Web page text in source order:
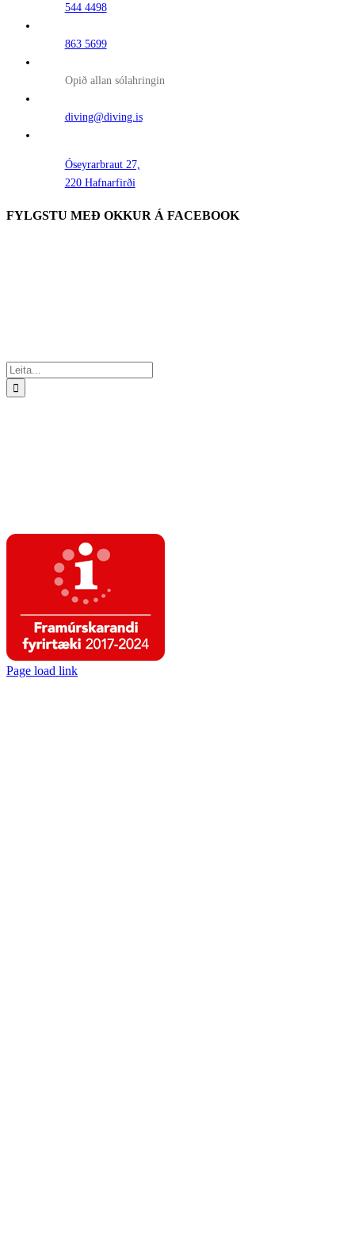
544 4498
863 5699
Opið allan sólahringin
diving@diving.is
Óseyrarbraut 27,
220 Hafnarfirði
FYLGSTU MEÐ OKKUR Á FACEBOOK
Search
for:
Page load link